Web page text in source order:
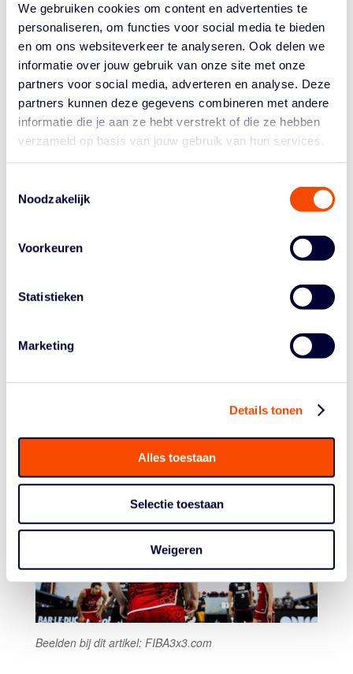
We gebruiken cookies om content en advertenties te
personaliseren, om functies voor social media te bieden
en om ons websiteverkeer te analyseren. Ook delen we
informatie over jouw gebruik van onze site met onze
partners voor social media, adverteren en analyse. Deze
partners kunnen deze gegevens combineren met andere
informatie die je aan ze hebt verstrekt of die ze hebben
verzameld op basis van jouw gebruik van hun services.
Noodzakelijk
Voorkeuren
Statistieken
Marketing
Details tonen
Alles toestaan
Selectie toestaan
Weigeren
Ook de U25 deed het heel goed. Als nummer 2 in de
poule kruisten ze tegen Beijing. De vrouwen wonnen die
kwartfinale knap (16-15), achter minstens drie punten
van elle speelsters. In de halve finale had Rapid
Bucharestovertime nodig om de vrouwen te verslaan
(21-19), anders had de U25 in de finale tegen de ‘grote
zussen’ van de nationale squad mogen spelen.
KNAPPE TWEEDE PLAATS VOOR MANNEN
zege in de hoofdstad. Maar ondanks een riante
buigen voor een ontketende Fabiann Giessmann bij
Nederland dat simpelweg
niet mee: Maarten Bouwknecht was solo-guard en Jan
Driessen en Daen van Tilborg konden ook niet wisselen.
Beelden bij dit artikel: FIBA3x3.com